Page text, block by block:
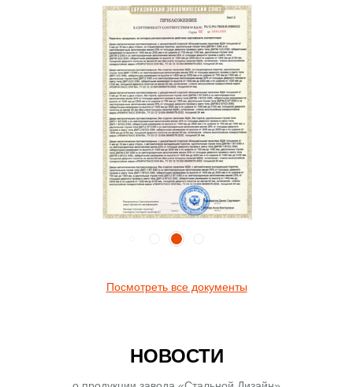
Посмотреть все документы
НОВОСТИ